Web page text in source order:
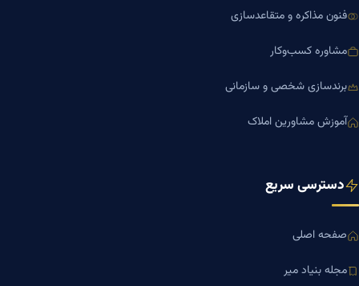
فنون مذاکره و متقاعدسازی
مشاوره کسب‌وکار
برندسازی شخصی و سازمانی
آموزش مشاورین املاک
دسترسی سریع
صفحه اصلی
مجله بنیاد میر